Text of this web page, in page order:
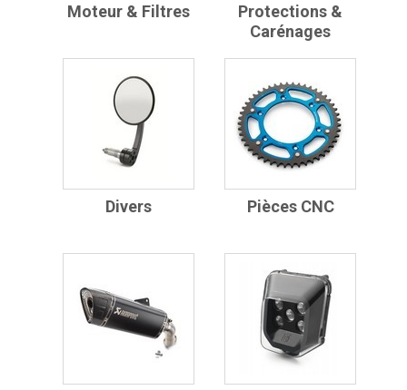
Moteur & Filtres
Protections &
Carénages
Divers Pièces CNC